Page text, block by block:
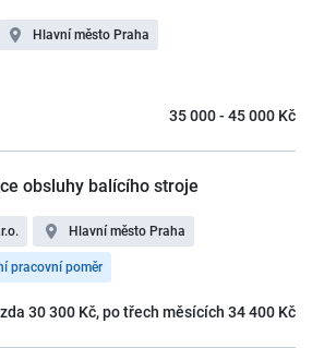
Hlavní město Praha
35 000 - 45 000 Kč
obsluhy balícího stroje
Hlavní město Praha
pracovní poměr
30 300 Kč, po třech měsících 34 400 Kč